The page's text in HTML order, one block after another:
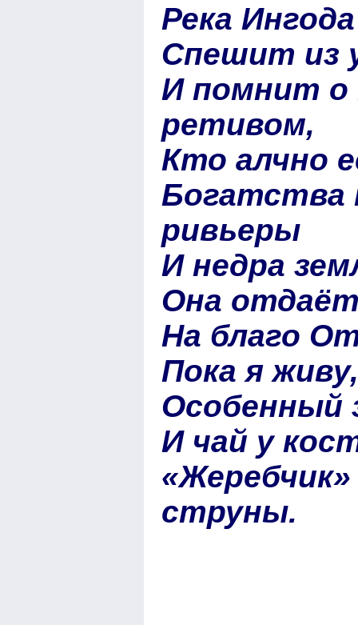
Река
Спешит из
И помнит о
ретивом,
Кто алчно
Богатства
ривьеры
И недра
Она
На благо
Пока я
Особенный
И чай у
струны.